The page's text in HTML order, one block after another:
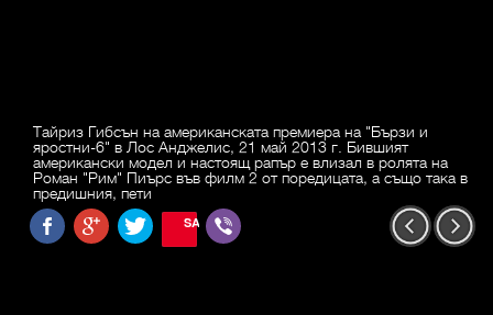
Тайриз Гибсън на американската премиера на "Бързи и
яростни-6" в Лос Анджелис, 21 май 2013 г. Бившият
американски модел и настоящ рапър е влизал в ролята на
Роман "Рим" Пиърс във филм 2 от поредицата, а също така в
предишния, пети
SAVE